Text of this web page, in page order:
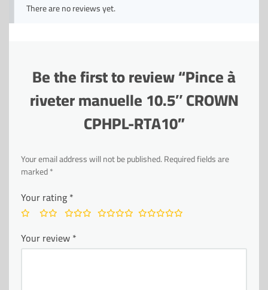
There are no reviews yet.
Be the first to review “Pince à
riveter manuelle 10.5″ CROWN
CPHPL-RTA10”
Your email address will not be published.Required fields are
marked*
Your rating*
Your review*